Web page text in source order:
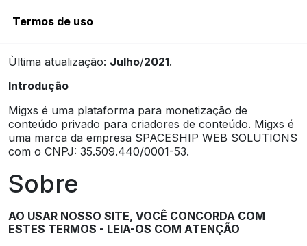
Termos de uso
Ùltima atualização: Julho/2021.
Introdução
Migxs é uma plataforma para monetização de
conteúdo privado para criadores de conteúdo. Migxs é
uma marca da empresa SPACESHIP WEB SOLUTIONS
com o CNPJ: 35.509.440/0001-53.
Sobre
AO USAR NOSSO SITE, VOCÊ CONCORDA COM
ESTES TERMOS - LEIA-OS COM ATENÇÃO